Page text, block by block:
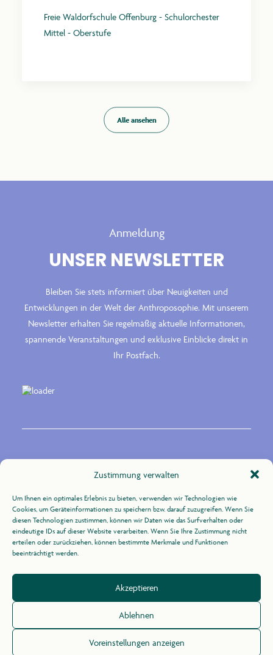
Zustimmung verwalten
Um Ihnen ein optimales Erlebnis zu bieten, verwenden wir Technologien wie
Cookies, um Geräteinformationen zu speichern bzw. darauf zuzugreifen. Wenn Sie
diesen Technologien zustimmen, können wir Daten wie das Surfverhalten oder
eindeutige IDs auf dieser Website verarbeiten. Wenn Sie Ihre Zustimmung nicht
erteilen oder zurückziehen, können bestimmte Merkmale und Funktionen
beeinträchtigt werden.
Akzeptieren
Ablehnen
Voreinstellungen anzeigen
Freie Waldorfschule Offenburg - Schulorchester
Mittel - Oberstufe
Alle ansehen
Anmeldung
UNSER NEWSLETTER
Bleiben Sie stets informiert über Neuigkeiten und
Entwicklungen in der Welt der Anthroposophie. Mit unserem
Newsletter erhalten Sie regelmäßig aktuelle Informationen,
spannende Veranstaltungen und exklusive Einblicke direkt in
Ihr Postfach.
Zur Uhlandshöhe 10
70188 Stuttgart
+49 (0)711 / 164 31 -21